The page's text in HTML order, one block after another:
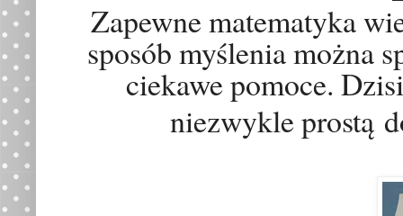
Zapewne matematyka
sposób myślenia można
ciekawe pomoce.
niezwykle prostą